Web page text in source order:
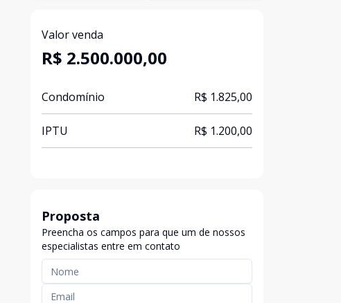
Valor venda
R$ 2.500.000,00
Condomínio R$ 1.825,00
IPTU R$ 1.200,00
Proposta
Preencha os campos para que um de nossos
especialistas entre em contato